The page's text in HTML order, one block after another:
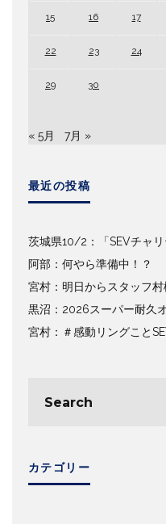
15 16 17
22 23 24
29 30
« 5月 7月 »
最近の投稿
茨城県10/2：「SEVチャ
阿部：何やら準備中！？
宮村：明日からスタッフ
黒沼：2026スーパー耐久
宮村：＃感動リングこと
カテゴリー